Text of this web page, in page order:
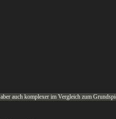
auch komplexer im Vergleich zum